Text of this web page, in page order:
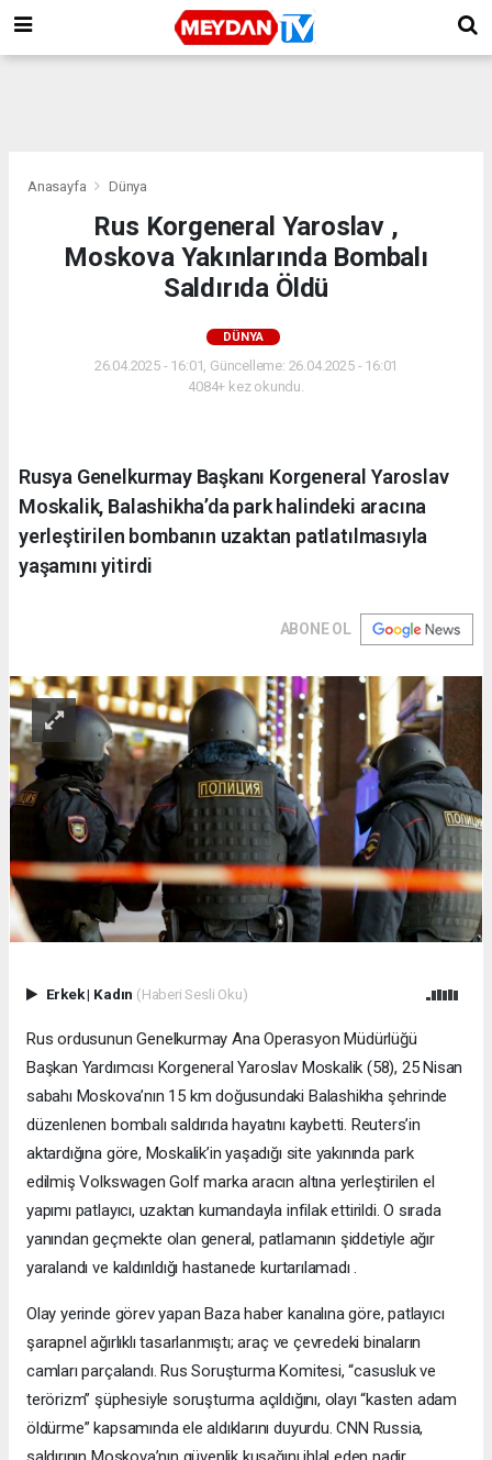
Anasayfa Dünya
Rus Korgeneral Yaroslav ,
Moskova Yakınlarında Bombalı
Saldırıda Öldü
DÜNYA
26.04.2025 - 16:01, Güncelleme: 26.04.2025 - 16:01
4084+ kez okundu.
Rusya Genelkurmay Başkanı Korgeneral Yaroslav
Moskalik, Balashikha’da park halindeki aracına
yerleştirilen bombanın uzaktan patlatılmasıyla
yaşamını yitirdi
ABONE OL
Erkek| Kadın (Haberi Sesli Oku)
Rus ordusunun Genelkurmay Ana Operasyon Müdürlüğü
Başkan Yardımcısı Korgeneral Yaroslav Moskalik (58), 25 Nisan
sabahı Moskova’nın 15 km doğusundaki Balashikha şehrinde
düzenlenen bombalı saldırıda hayatını kaybetti. Reuters’in
aktardığına göre, Moskalik’in yaşadığı site yakınında park
edilmiş Volkswagen Golf marka aracın altına yerleştirilen el
yapımı patlayıcı, uzaktan kumandayla infilak ettirildi. O sırada
yanından geçmekte olan general, patlamanın şiddetiyle ağır
yaralandı ve kaldırıldığı hastanede kurtarılamadı .
Olay yerinde görev yapan Baza haber kanalına göre, patlayıcı
şarapnel ağırlıklı tasarlanmıştı; araç ve çevredeki binaların
camları parçalandı. Rus Soruşturma Komitesi, “casusluk ve
terörizm” şüphesiyle soruşturma açıldığını, olayı “kasten adam
öldürme” kapsamında ele aldıklarını duyurdu. CNN Russia,